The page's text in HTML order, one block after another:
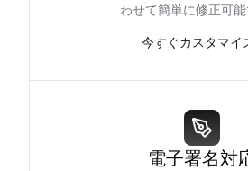
わせて簡単に修正可能
今すぐカスタマイ
電子署名対